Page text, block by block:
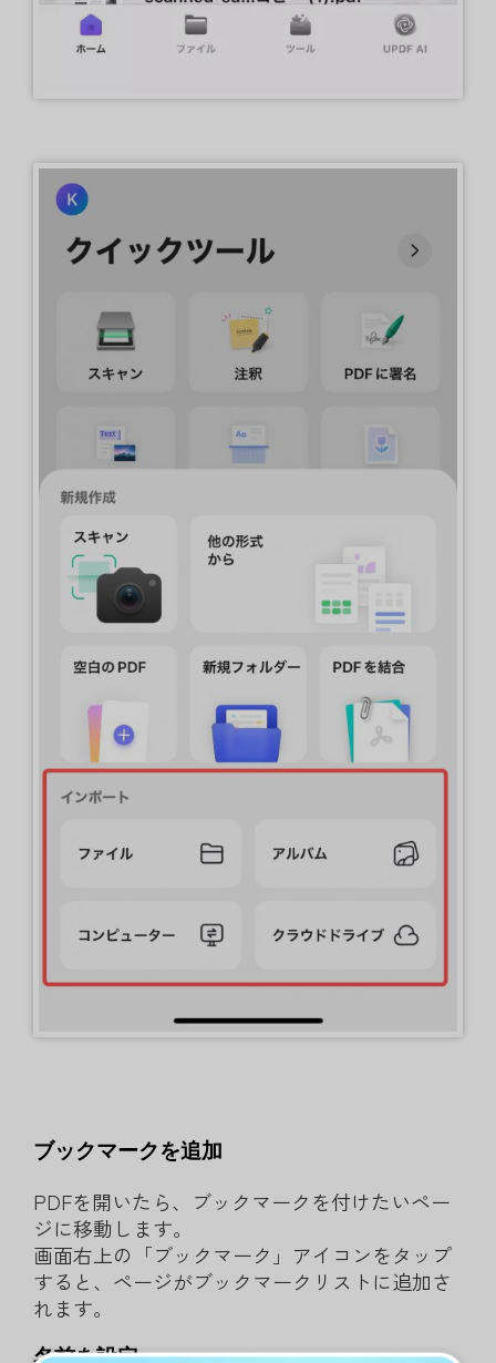
ブックマークを追加
PDFを開いたら、ブックマークを付けたいペー
ジに移動します。
画面右上の「ブックマーク」アイコンをタップ
すると、ページがブックマークリストに追加さ
れます。
名前を設定